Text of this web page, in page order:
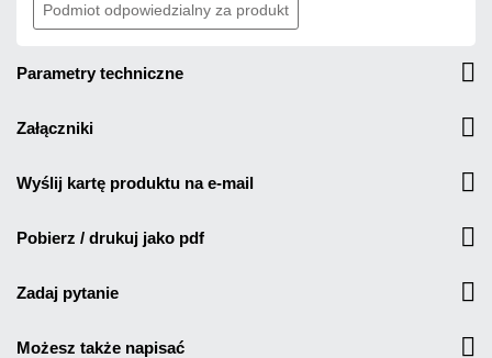
Podmiot odpowiedzialny za produkt
parametry techniczne
załączniki
wyślij kartę produktu na e-mail
pobierz / drukuj jako pdf
zadaj pytanie
możesz także napisać